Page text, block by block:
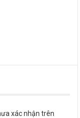
xác nhận trên